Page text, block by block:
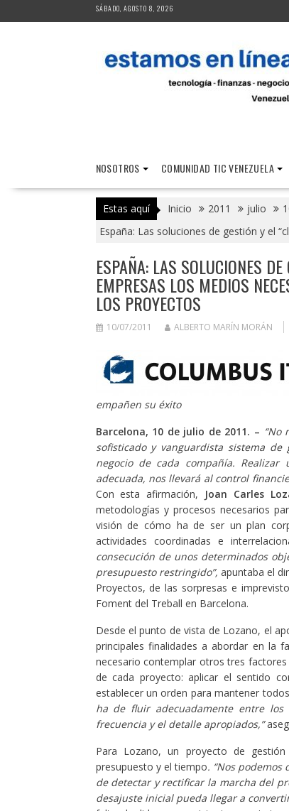
al
SÁBADO, AGOSTO 8, 2026
NOSOTROS COMUNIDAD TIC VENEZUELA
Estas aquí Inicio 2011 julio
España: Las soluciones de gestión y el
ESPAÑA: LAS SOLUCIONES
EMPRESAS LOS MEDIOS
LOS PROYECTOS
10/07/2011 ALBERTO MARÍN MORÁN
empañen su éxito
Barcelona, 10 de julio de 2011. – “No
sofisticado y vanguardista sistema
negocio de cada compañía.
adecuada, nos llevará al control
Con esta afirmación,
Joan Carles
metodologías y procesos necesarios
visión de cómo ha de ser un plan
actividades coordinadas e
consecución de unos determinados
presupuesto restringido”, apuntaba el
Proyectos, de las sorpresas e
Foment del Treball en Barcelona.
Desde el punto de vista de Lozano, el
principales finalidades a abordar en la
necesario contemplar otros tres
de cada proyecto: aplicar el sentido
establecer un orden para mantener
ha de fluir adecuadamente entre
frecuencia y el detalle apropiados,”
Para Lozano, un proyecto de
presupuesto y el tiempo. “Nos
de detectar y rectificar la marcha del
desajuste inicial pueda llegar a